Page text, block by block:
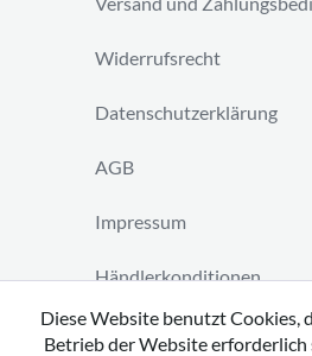
Widerrufsrecht
Datenschutzerklärung
AGB
Impressum
Händlerkonditionen
Vertrag widerrufen
Diese Website benutzt Cookies,
Betrieb der Website